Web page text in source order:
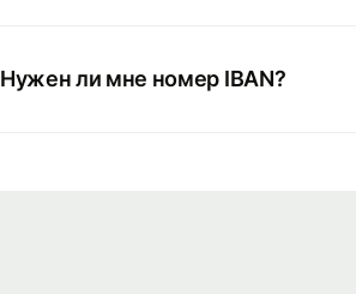
Нужен ли мне номер IBAN?